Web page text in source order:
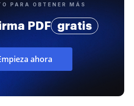
PARA OBTENER MÁS
PDF gratis
ahora